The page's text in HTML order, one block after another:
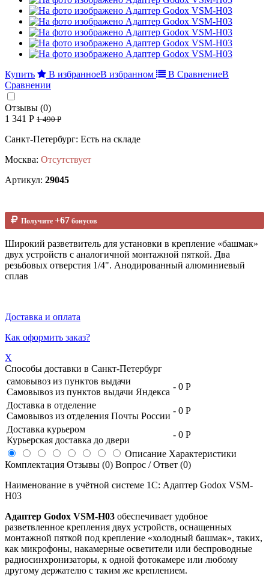
Купить В избранноеВ избранном В СравнениеВ
Сравнении
Отзывы (0)
1 341 Р 1 490 Р
Санкт-Петербург: Есть на складе
Москва: Отсутствует
Артикул: 29045
Получите +67 бонусов
Широкий разветвитель для установки в крепление «башмак»
двух устройств с аналогичной монтажной пяткой. Два
резьбовых отверстия 1/4". Анодированный алюминиевый
сплав
Доставка и оплата
Как оформить заказ?
X
Способы доставки в Санкт-Петербург
самовывоз из пунктов выдачи
Самовывоз из пунктов выдачи Яндекса
- 0 Р
Доставка в отделение
Самовывоз из отделения Почты России
- 0 Р
Доставка курьером
Курьерская доставка до двери
- 0 Р
Описание Характеристики
Комплектация Отзывы (0) Вопрос / Ответ (0)
Наименование в учётной системе 1С: Адаптер Godox VSM-
H03
Адаптер Godox VSM-H03 обеспечивает удобное
разветвленное крепления двух устройств, оснащенных
монтажной пяткой под крепление «холодный башмак», таких,
как микрофоны, накамерные осветители или беспроводные
радиосинхронизаторы, к одной фотокамере или любому
другому держателю с таким же креплением.